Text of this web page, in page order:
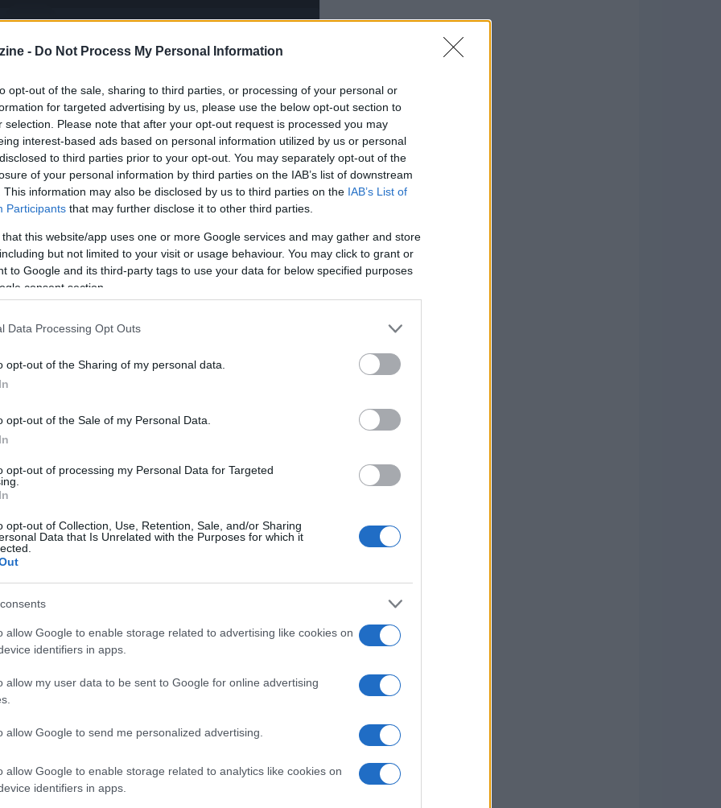
- Do Not Process My Personal Information
opt-out of the sale, sharing to third parties, or processing of your personal or
for targeted advertising by us, please use the below opt-out section to
selection. Please note that after your opt-out request is processed you may
interest-based ads based on personal information utilized by us or personal
to third parties prior to your opt-out. You may separately opt-out of the
of your personal information by third parties on the IAB’s list of downstream
This information may also be disclosed by us to third parties on the IAB’s List of
Participants that may further disclose it to other third parties.
that this website/app uses one or more Google services and may gather and store
but not limited to your visit or usage behaviour. You may click to grant or
to Google and its third-party tags to use your data for below specified purposes
consent section.
Data Processing Opt Outs
opt-out of the Sharing of my personal data.
opt-out of the Sale of my Personal Data.
opt-out of processing my Personal Data for Targeted
opt-out of Collection, Use, Retention, Sale, and/or Sharing
Data that Is Unrelated with the Purposes for which it
allow Google to enable storage related to advertising like cookies on
identifiers in apps.
allow my user data to be sent to Google for online advertising
allow Google to send me personalized advertising.
allow Google to enable storage related to analytics like cookies on
identifiers in apps.
più sotto pressione. Con l’avvento del calcolo
rischiano di essere compromesse.
safe emerge come una soluzione
dei trasferimenti di dati tra sedi
questo campo è il servizio “Quantum Safe over
che promette di rafforzare la sicurezza
Safe over Internet
servizio QSI, progettato per i clienti di
cloud-native è concepito per
data center e fornitori di servizi
esistente.